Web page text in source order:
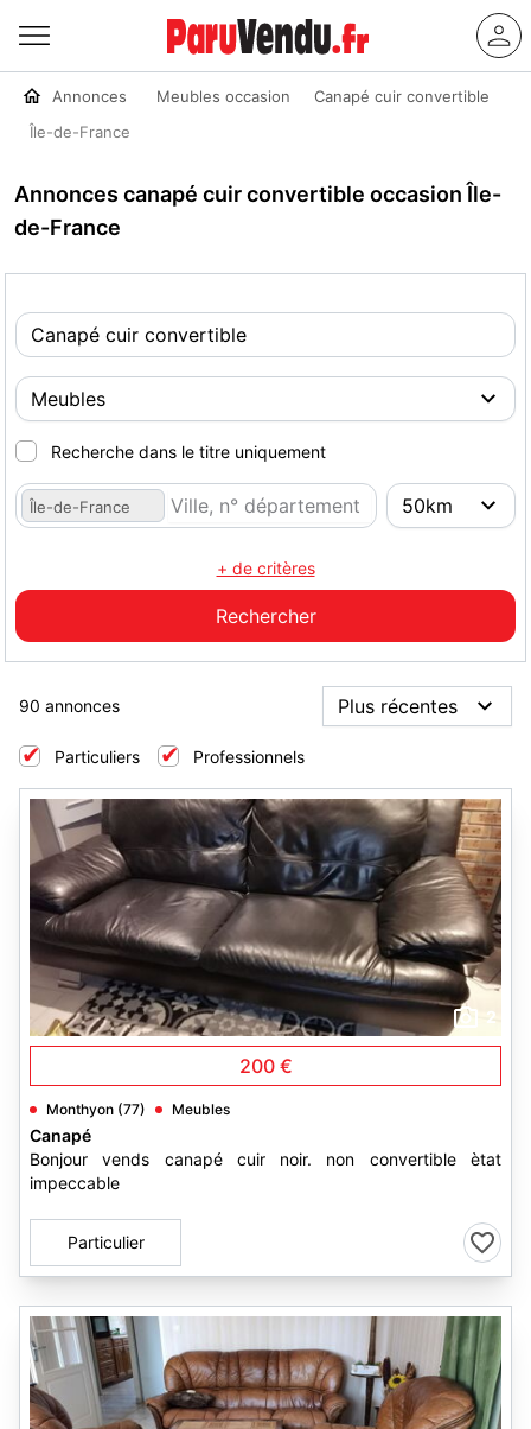
Annonces Meubles occasion
Canapé cuir convertible
Île-de-France
Annonces canapé cuir convertible occasion Île-
de-France
Recherche dans le titre uniquement
Île-de-France
+ de critères
90 annonces
Particuliers Professionnels
2
200 €
Monthyon (77) Meubles
Canapé
Bonjour vends canapé cuir noir. non convertible ètat
impeccable
Particulier